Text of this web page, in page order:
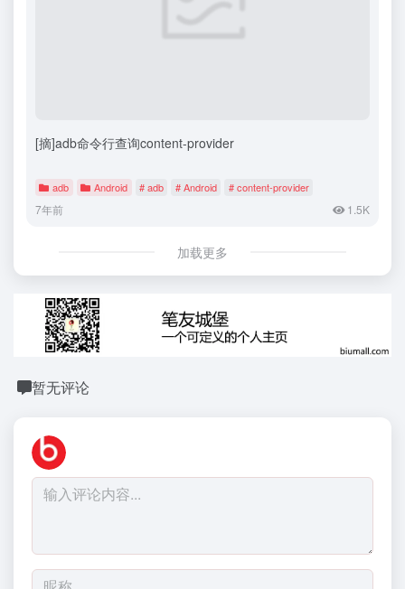
[摘]adb命令行查询content-provider
adb Android # adb # Android # content-provider
7年前 1.5K
加载更多
暂无评论